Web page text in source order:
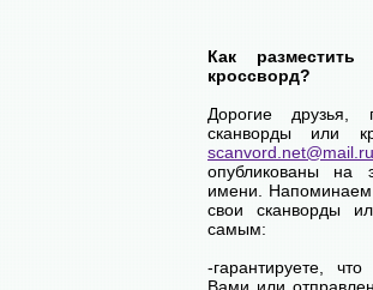
Как
кроссворд?
Дорогие друзья,
сканворды или
scanvord.net@mail.ru
опубликованы на
имени.
свои сканворды
самым:
-гарантируете,